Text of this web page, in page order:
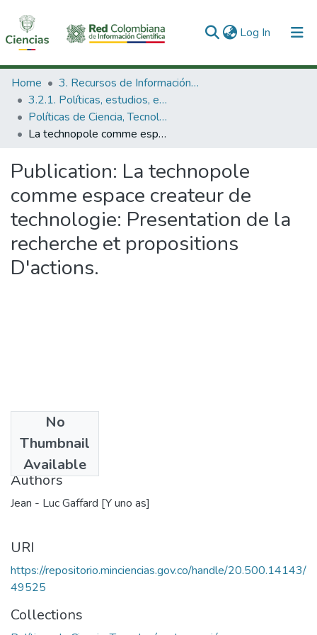
Log In (current)
Communities & Collections
All of DSpace
Statistics
Home
3. Recursos de Información Científica y Tecnológica
3.2.1. Políticas, estudios, evaluaciones e indicadores de CTeI
Políticas de Ciencia, Tecnología e Innovación
La technopole comme espace createur de technologie: Presentation de la recherche et propositions D'actions.
Publication: La technopole
comme espace createur de
technologie: Presentation de la
recherche et propositions
D'actions.
No
Thumbnail
Available
1987
Authors
Jean - Luc Gaffard [Y uno as]
URI
https://repositorio.minciencias.gov.co/handle/20.500.14143/
49525
Collections